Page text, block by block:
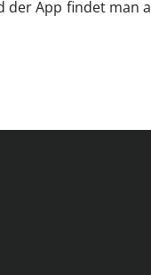
der App findet man